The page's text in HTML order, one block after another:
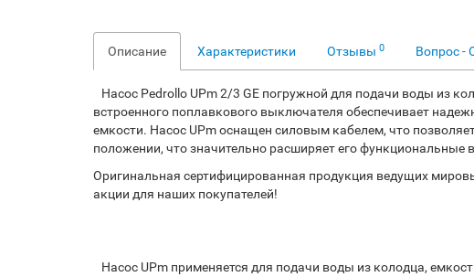
Описание Характеристики Отзывы 0 Вопрос -
Насос Pedrollo UPm 2/3 GE погружной для подачи воды из
встроенного поплавкового выключателя обеспечивает
емкости. Насос UPm оснащен силовым кабелем, что
положении, что значительно расширяет его функциональные
Оригинальная сертифицированная продукция ведущих
акции для наших покупателей!
Насос UPm применяется для подачи воды из колодца,